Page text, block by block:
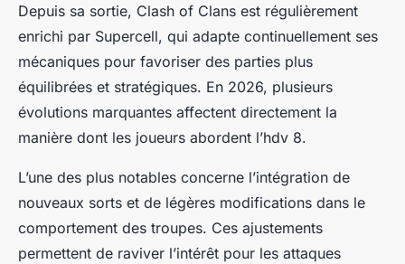
Depuis sa sortie, Clash of Clans est régulièrement
enrichi par Supercell, qui adapte continuellement ses
mécaniques pour favoriser des parties plus
équilibrées et stratégiques. En 2026, plusieurs
évolutions marquantes affectent directement la
manière dont les joueurs abordent l’hdv 8.
L’une des plus notables concerne l’intégration de
nouveaux sorts et de légères modifications dans le
comportement des troupes. Ces ajustements
permettent de raviver l’intérêt pour les attaques